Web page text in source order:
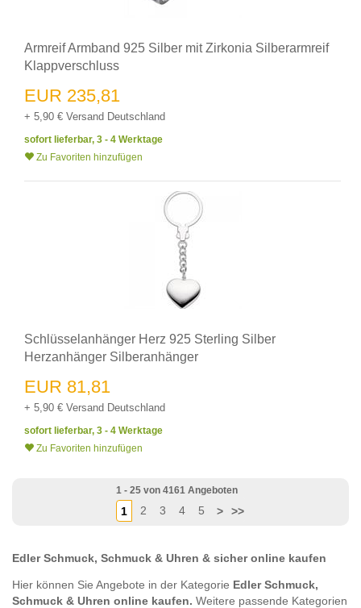
Armreif Armband 925 Silber mit Zirkonia Silberarmreif
Klappverschluss
EUR 235,81
+ 5,90 € Versand Deutschland
sofort lieferbar, 3 - 4 Werktage
Zu Favoriten hinzufügen
Schlüsselanhänger Herz 925 Sterling Silber
Herzanhänger Silberanhänger
EUR 81,81
+ 5,90 € Versand Deutschland
sofort lieferbar, 3 - 4 Werktage
Zu Favoriten hinzufügen
1 - 25 von 4161 Angeboten
1 2 3 4 5 > >>
Edler Schmuck, Schmuck & Uhren & sicher online kaufen
Hier können Sie Angebote in der Kategorie Edler Schmuck,
Schmuck & Uhren online kaufen. Weitere passende Kategorien